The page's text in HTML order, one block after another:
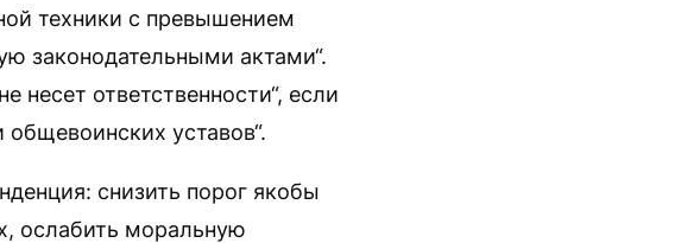
техники с превышением
законодательными актами“.
несет ответственности“, если
уставов“.
снизить порог якобы
ослабить моральную